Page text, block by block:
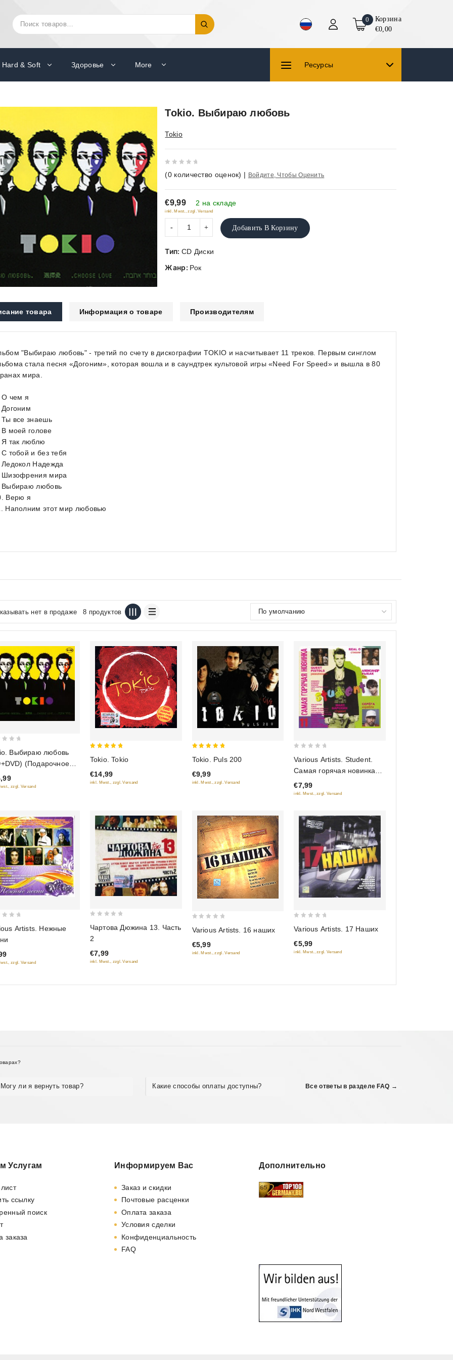
Искать: 0
Корзина
€0,00
Hard & Soft Здоровье More Ресурсы
Tokio. Выбираю любовь
Tokio
out
of
5
(0 количество оценок) | Войдите, Чтобы Оценить
€9,99 2 на складе
inkl. Mwst., zzgl. Versand
Добавить В Корзину
Тип: CD Диски
Жанр: Рок
товара Информация о товаре Производителям
"Выбираю любовь" - третий по счету в дискографии TOKIO и насчитывает 11 треков. Первым синглом
стала песня «Догоним», которая вошла и в саундтрек культовой игры «Need For Speed» и вышла в 80
мира.
О чем я
Ты все знаешь
моей голове
Я так люблю
тобой и без тебя
Ледокол Надежда
Шизофрения мира
Выбираю любовь
Верю я
Наполним этот мир любовью
нет в продаже 8 продуктов
Выбираю любовь
(Подарочное
zzgl. Versand
Tokio. Tokio
€14,99
inkl. Mwst., zzgl. Versand
Tokio. Puls 200
€9,99
inkl. Mwst., zzgl. Versand
of
5
Various Artists. Student.
Самая горячая новинка
11
€7,99
inkl. Mwst., zzgl. Versand
Artists. Нежные
zzgl. Versand
out
of
5
Чартова Дюжина 13. Часть
2
€7,99
inkl. Mwst., zzgl. Versand
of
5
Various Artists. 16 наших
€5,99
inkl. Mwst., zzgl. Versand
of
5
Various Artists. 17 Наших
€5,99
inkl. Mwst., zzgl. Versand
Могу ли я вернуть товар? Какие способы оплаты доступны? Все ответы в разделе FAQ →
Услугам
ссылку
поиск
заказа
Информируем Вас
Заказ и скидки
Почтовые расценки
Оплата заказа
Условия сделки
Конфиденциальность
FAQ
Дополнительно